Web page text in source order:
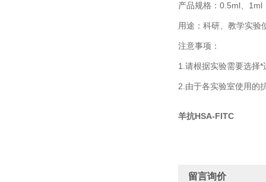
产品规格：0.5ml、1ml
用途：科研、教学实验
注意事项：
1.请根据实验需要选择
2.由于各实验室使用的
羊抗HSA-FITC
留言询价